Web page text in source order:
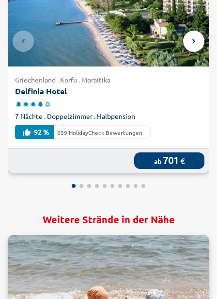
Griechenland . Korfu . Moraitika
Delfinia Hotel
7 Nächte . Doppelzimmer . Halbpension
92 %
659 HolidayCheck Bewertungen
ab 701 €
Weitere Strände in der Nähe